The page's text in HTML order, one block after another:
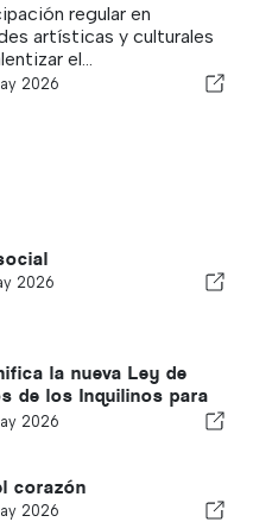
regular en
artísticas y culturales
el...
2026
2026
la nueva Ley de
de los Inquilinos para
y propietarios en el
2026
corazón
2026